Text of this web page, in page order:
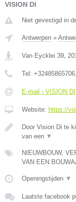
VISION DI
Niet gevestigd in
Antwerpen »
Van Eycklei 39,
Tel: +32485865706
E-mail › VISION DI
Website: https://
Door Vision Di te
van een ▼
NIEUWBOUW,
VAN EEN
Openingstijden ▼
Laatste facebook